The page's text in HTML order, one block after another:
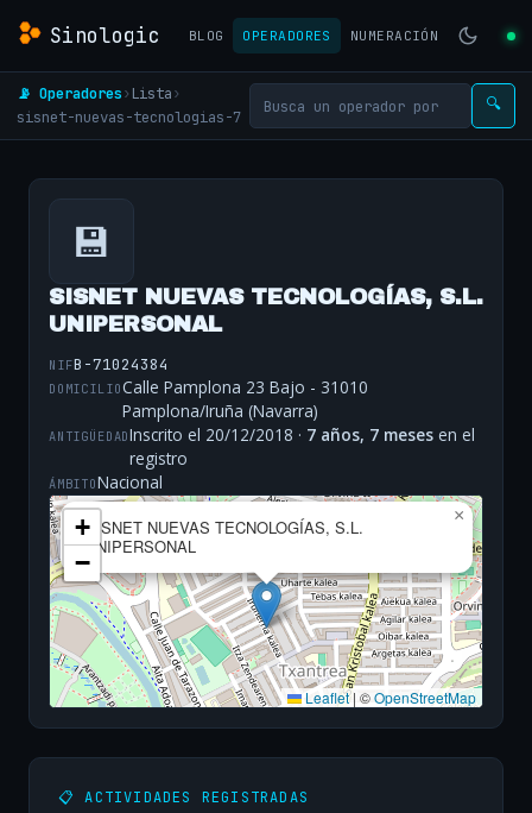
Sinologic BLOG OPERADORES NUMERACIÓN
📡 Operadores› Lista›
sisnet-nuevas-tecnologias-7
🔍
💾
SISNET NUEVAS TECNOLOGÍAS, S.L.
UNIPERSONAL
NIFB-71024384
DOMICILIOCalle Pamplona 23 Bajo - 31010
Pamplona/Iruña (Navarra)
ANTIGÜEDADInscrito el 20/12/2018 · 7 años, 7 meses en el
registro
ÁMBITONacional
SISNET NUEVAS TECNOLOGÍAS, S.L.
UNIPERSONAL
×
+
−
Leaflet | ©OpenStreetMap
📋 ACTIVIDADES REGISTRADAS